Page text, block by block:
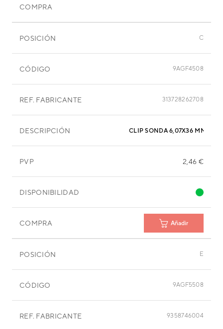
COMPRA
POSICIÓN C
CÓDIGO 9AGF4508
REF. FABRICANTE 313728262708
DESCRIPCIÓN CLIP SONDA 6,07X36 MM
PVP 2,46 €
DISPONIBILIDAD
COMPRA Añadir
POSICIÓN E
CÓDIGO 9AGF5508
REF. FABRICANTE 9358746004